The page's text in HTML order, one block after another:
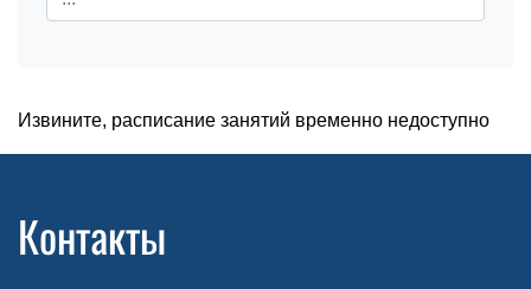
Извините, расписание занятий временно недоступно
Контакты